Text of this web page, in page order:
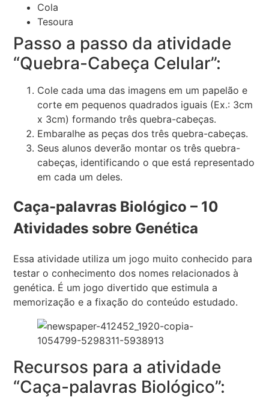
Cola
Tesoura
Passo a passo da atividade
“Quebra-Cabeça Celular”:
Cole cada uma das imagens em um papelão e
corte em pequenos quadrados iguais (Ex.: 3cm
x 3cm) formando três quebra-cabeças.
Embaralhe as peças dos três quebra-cabeças.
Seus alunos deverão montar os três quebra-
cabeças, identificando o que está representado
em cada um deles.
Caça-palavras Biológico – 10
Atividades sobre Genética
Essa atividade utiliza um jogo muito conhecido para
testar o conhecimento dos nomes relacionados à
genética. É um jogo divertido que estimula a
memorização e a fixação do conteúdo estudado.
Recursos para a atividade
“Caça-palavras Biológico”: